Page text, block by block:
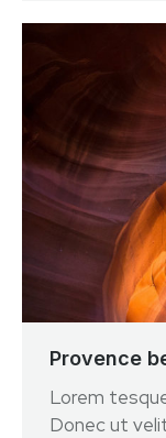
Provence
Lorem
Donec ut